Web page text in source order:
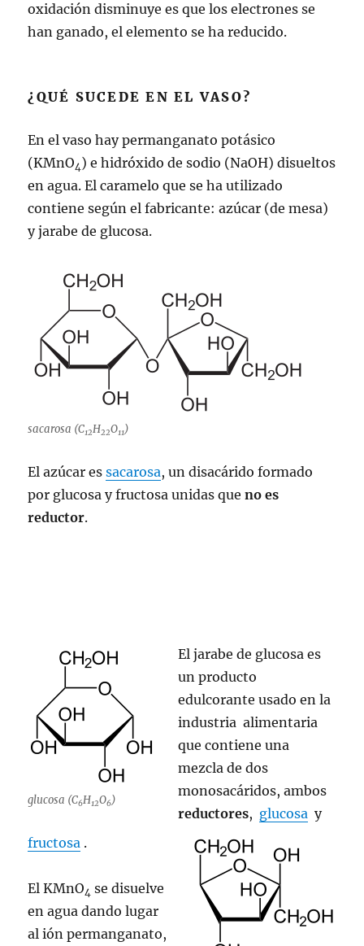
oxidación disminuye es que los electrones se
han ganado, el elemento se ha reducido.
¿QUÉ SUCEDE EN EL VASO?
En el vaso hay permanganato potásico
(KMnO4) e hidróxido de sodio (NaOH) disueltos
en agua. El caramelo que se ha utilizado
contiene según el fabricante: azúcar (de mesa)
y jarabe de glucosa.
sacarosa (C12H22O11)
El azúcar essacarosa, un disacárido formado
por glucosa y fructosa unidas queno es
reductor.
glucosa (C6H12O6)
El jarabe de glucosa es
un producto
edulcorante usado en la
industria alimentaria
que contiene una
mezcla de dos
monosacáridos, ambos
reductores, glucosa y
fructosa .
El KMnO4 se disuelve
en agua dando lugar
al ión permanganato,